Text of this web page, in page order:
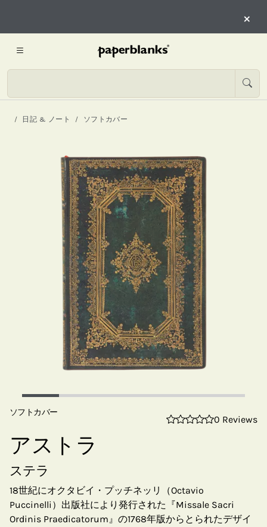
×
日記 & ノート ソフトカバー
ソフトカバー
0 Reviews
アストラ
ステラ
18世紀にオクタビイ・プッチネッリ（Octavio
Puccinelli）出版社により発行された『Missale Sacri
Ordinis Praedicatorum』の1768年版からとられたデザイ